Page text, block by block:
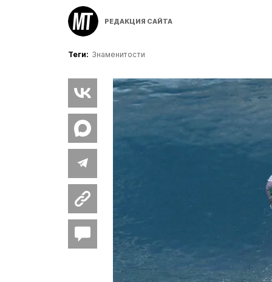
РЕДАКЦИЯ САЙТА
Теги: Знаменитости